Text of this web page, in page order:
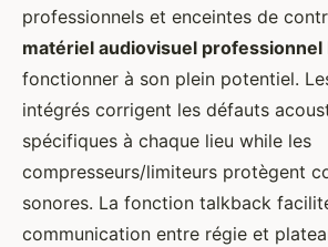
professionnels et enceintes de
matériel audiovisuel professionnel
fonctionner à son plein potentiel.
intégrés corrigent les défauts
spécifiques à chaque lieu while les
compresseurs/limiteurs protègent
sonores. La fonction talkback
communication entre régie et